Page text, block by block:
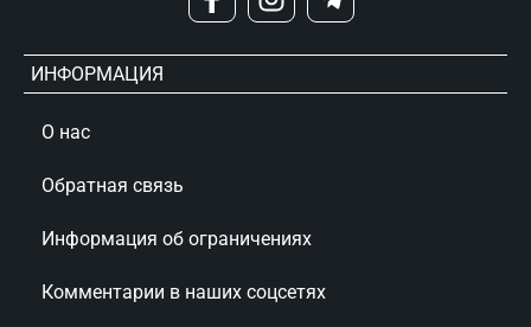
ИНФОРМАЦИЯ
О нас
Обратная связь
Информация об ограничениях
Комментарии в наших соцсетях